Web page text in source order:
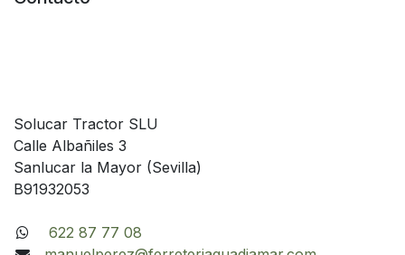
Solucar Tractor SLU
Calle Albañiles 3
Sanlucar la Mayor (Sevilla)
B91932053
622 87 77 08